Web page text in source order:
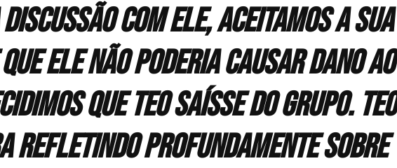
com ele, aceitamos a sua
ele não poderia causar dano ao
que Teo saísse do grupo. Teo
refletindo profundamente sobre